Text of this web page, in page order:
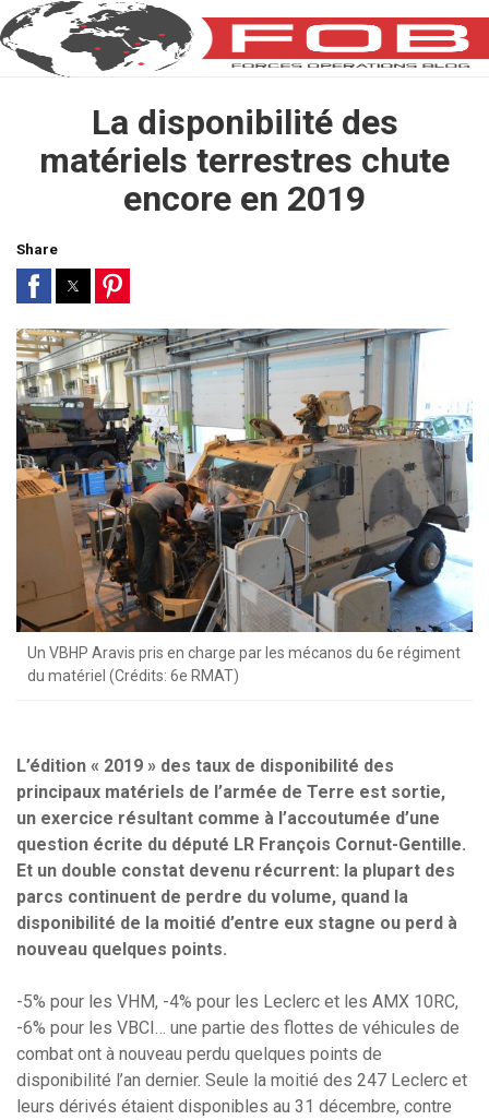
La disponibilité des
matériels terrestres chute
encore en 2019
Share
Un VBHP Aravis pris en charge par les mécanos du 6e régiment
du matériel (Crédits: 6e RMAT)
L’édition « 2019 » des taux de disponibilité des
principaux matériels de l’armée de Terre est sortie,
un exercice résultant comme à l’accoutumée d’une
question écrite du député LR François Cornut-Gentille.
Et un double constat devenu récurrent: la plupart des
parcs continuent de perdre du volume, quand la
disponibilité de la moitié d’entre eux stagne ou perd à
nouveau quelques points.
-5% pour les VHM, -4% pour les Leclerc et les AMX 10RC,
-6% pour les VBCI… une partie des flottes de véhicules de
combat ont à nouveau perdu quelques points de
disponibilité l’an dernier. Seule la moitié des 247 Leclerc et
leurs dérivés étaient disponibles au 31 décembre, contre